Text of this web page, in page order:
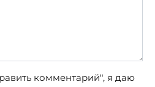
комментарий", я даю